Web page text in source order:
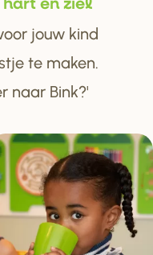
hart en ziel
jouw kind
te maken.
naar Bink?'